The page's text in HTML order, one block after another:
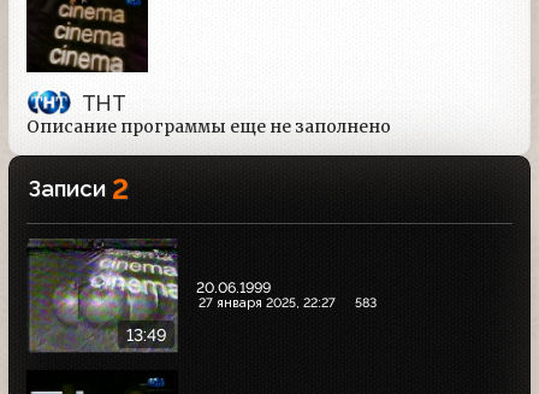
ТНТ
Описание программы еще не заполнено
Записи 2
13:49
20.06.1999
27 января 2025, 22:27 583